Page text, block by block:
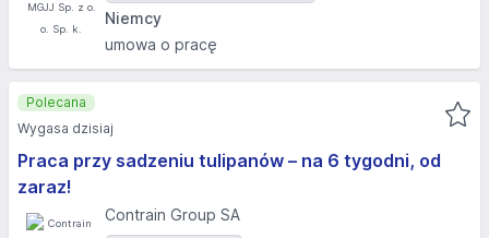
Niemcy
umowa o pracę
Praca przy sadzeniu tulipanów – na 6 tygodni, od
zaraz!
Contrain Group SA
Polecana
Wygasa dzisiaj